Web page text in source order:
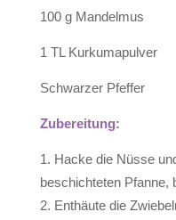
100 g Mandelmus
1 TL Kurkumapulver
Schwarzer Pfeffer
Zubereitung:
Hacke die Nüsse
beschichteten Pfanne,
Enthäute die